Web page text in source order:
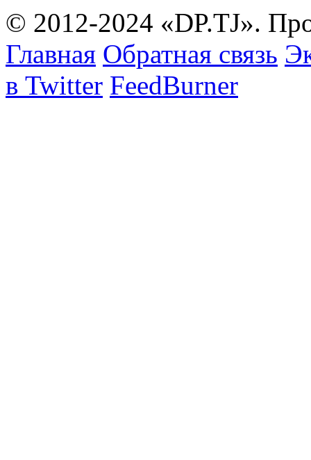
© 2012-2024 «DP.TJ».
Главная Обратная связь
в Twitter FeedBurner